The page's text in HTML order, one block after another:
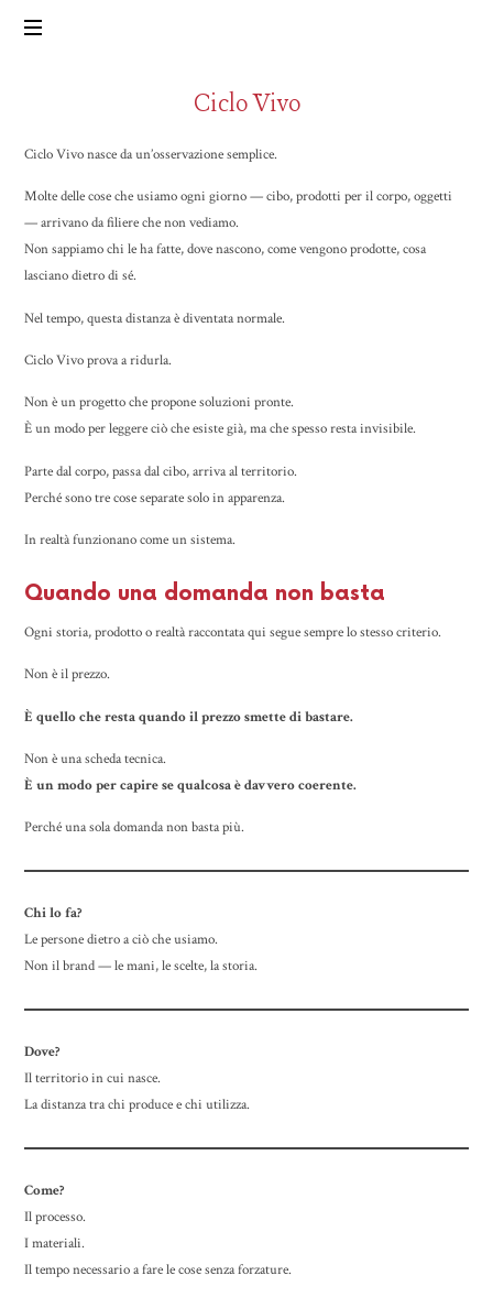
Ciclo Vivo
Ciclo Vivo nasce da un’osservazione semplice.
Molte delle cose che usiamo ogni giorno — cibo, prodotti per il corpo, oggetti
— arrivano da filiere che non vediamo.
Non sappiamo chi le ha fatte, dove nascono, come vengono prodotte, cosa
lasciano dietro di sé.
Nel tempo, questa distanza è diventata normale.
Ciclo Vivo prova a ridurla.
Non è un progetto che propone soluzioni pronte.
È un modo per leggere ciò che esiste già, ma che spesso resta invisibile.
Parte dal corpo, passa dal cibo, arriva al territorio.
Perché sono tre cose separate solo in apparenza.
In realtà funzionano come un sistema.
Quando una domanda non basta
Ogni storia, prodotto o realtà raccontata qui segue sempre lo stesso criterio.
Non è il prezzo.
È quello che resta quando il prezzo smette di bastare.
Non è una scheda tecnica.
È un modo per capire se qualcosa è davvero coerente.
Perché una sola domanda non basta più.
Chi lo fa?
Le persone dietro a ciò che usiamo.
Non il brand — le mani, le scelte, la storia.
Dove?
Il territorio in cui nasce.
La distanza tra chi produce e chi utilizza.
Come?
Il processo.
I materiali.
Il tempo necessario a fare le cose senza forzature.